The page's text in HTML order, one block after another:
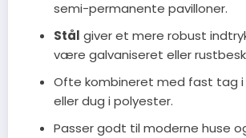
semi-permanente pavilloner.
Stål giver et mere robust
være galvaniseret eller
Ofte kombineret med fast tag
eller dug i polyester.
Passer godt til moderne huse